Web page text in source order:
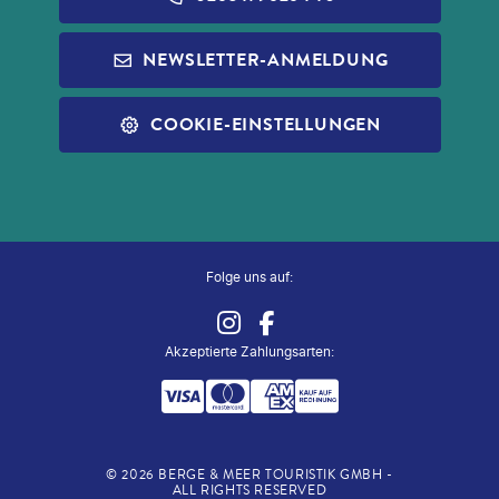
INFOS ZUR PAUSCHALREISE
REISECHECKLISTE
REISEFÜHRER
ALLE SERVICES
ZUG ZUM FLUG
ALDI MUSIC
ALDI NORD
NEWSLETTER-ANMELDUNG
COOKIE-EINSTELLUNGEN
Akzeptierte Zahlungsarten:
Folge uns auf:
©2026 BERGE & MEER TOURISTIK GMBH -
ALL RIGHTS RESERVED